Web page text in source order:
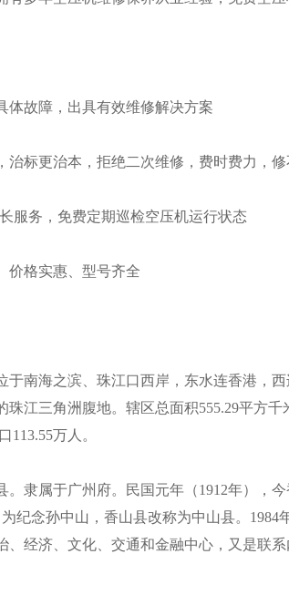
体故障，出具有效维修解决方案
治标更治本，拒绝二次维修，费时费力，
服务，免费定期巡检空压机运行状态
价格实惠、型号齐全
于南海之滨、珠江口西岸，东水连香港，
江三角洲腹地。辖区总面积555.29平方
113.55万人。
。隶属于广州府。民国元年（1912年），
纪念孙中山，香山县改称为中山县。1984
、经济、文化、交通和金融中心，又是联